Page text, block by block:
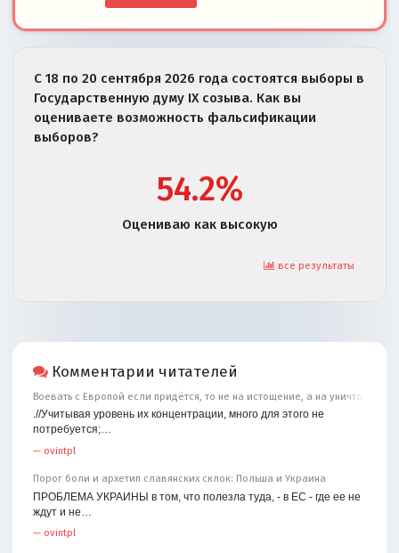
С 18 по 20 сентября 2026 года состоятся выборы в
Государственную думу IX созыва. Как вы
оцениваете возможность фальсификации
выборов?
54.2%
Оцениваю как высокую
все результаты
Комментарии читателей
Воевать с Европой если придётся, то не на истощение, а на уничтожение
.//Учитывая уровень их концентрации, много для этого не
потребуется;…
— ovintpl
Порог боли и архетип славянских склок: Польша и Украина
ПРОБЛЕМА УКРАИНЫ в том, что полезла туда, - в ЕС - где ее не
ждут и не…
— ovintpl